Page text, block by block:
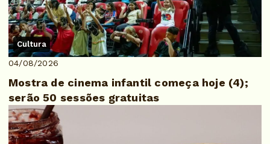
Cultura
04/08/2026
Mostra de cinema infantil começa hoje (4);
serão 50 sessões gratuitas